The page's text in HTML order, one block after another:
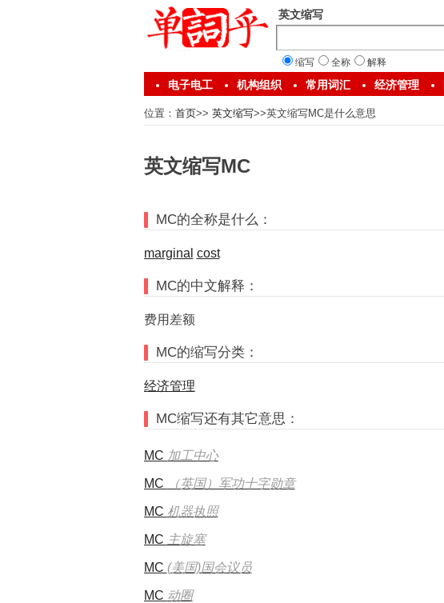
英文缩写
缩写 全称 解释
电子电工 机构组织 常用词汇 经济管理
位置： 首页>> 英文缩写>>英文缩写MC是什么意思
英文缩写MC
MC的全称是什么：
marginal cost
MC的中文解释：
费用差额
MC的缩写分类：
经济管理
MC缩写还有其它意思：
MC 加工中心
MC （英国）军功十字勋章
MC 机器执照
MC 主旋塞
MC (美国)国会议员
MC 动圈